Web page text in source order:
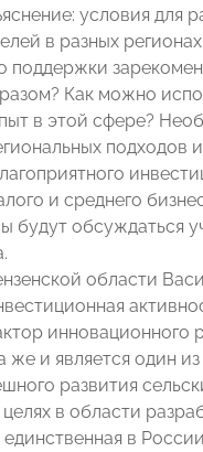
условия для
в разных
поддержки
Как можно
в этой сфере?
подходов
и среднего
будут обсуждаться
области
инновационного
же и является один
развития
в области
в